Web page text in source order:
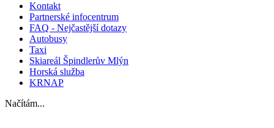
Kontakt
Partnerské infocentrum
FAQ - Nejčastější dotazy
Autobusy
Taxi
Skiareál Špindlerův Mlýn
Horská služba
KRNAP
Načítám...